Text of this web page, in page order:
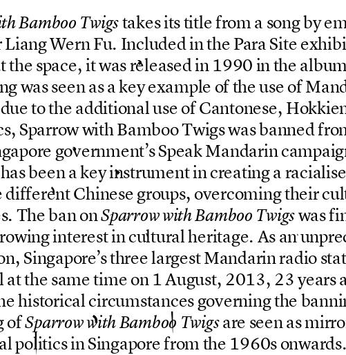
thBamboo Twigstakesitstitlefroma songbye
LiangWernFu. IncludedintheParaSiteexhibi
tthespace,itwasreleasedin1990inthealbum
gwasseenasakeyexample oftheuseofMan
duetotheadditionaluseofCantonese, Hokkie
s, SparrowwithBambooTwigswasbannedfro
gapore government’sSpeakMandarincampaig
hasbeenakeyinstrumentincreatingaracialise
differentChinesegroups, overcomingtheircul
s. ThebanonSparrowwithBamboo Twigswasfi
rowinginterestinculturalheritage. Asanunpre
n, Singapore’sthreelargestMandarinradiostat
atthesametimeon 1August, 2013, 23years
ehistoricalcircumstancesgoverningthebanni
ofSparrowwithBamboo Twigsare seenasmirro
lpoliticsinSingaporefromthe 1960sonwards.